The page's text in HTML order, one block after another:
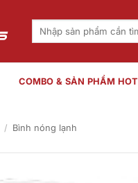
Tìm
COMBO & SẢN PHẨM HOT
/ Bình nóng lạnh